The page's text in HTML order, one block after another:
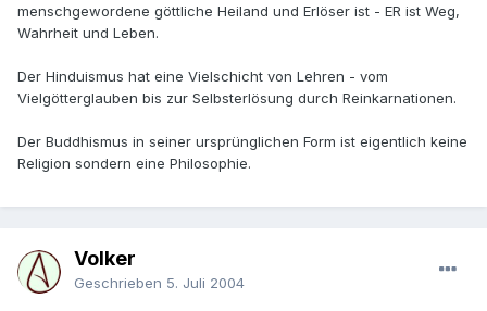
menschgewordene göttliche Heiland und Erlöser ist - ER ist Weg,
Wahrheit und Leben.
Der Hinduismus hat eine Vielschicht von Lehren - vom
Vielgötterglauben bis zur Selbsterlösung durch Reinkarnationen.
Der Buddhismus in seiner ursprünglichen Form ist eigentlich keine
Religion sondern eine Philosophie.
Volker
Geschrieben 5. Juli 2004